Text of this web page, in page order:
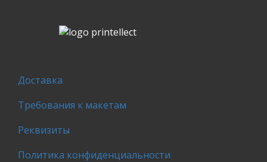
Доставка
Требования к макетам
Реквизиты
Политика конфиденциальности